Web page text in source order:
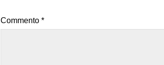
Commento *